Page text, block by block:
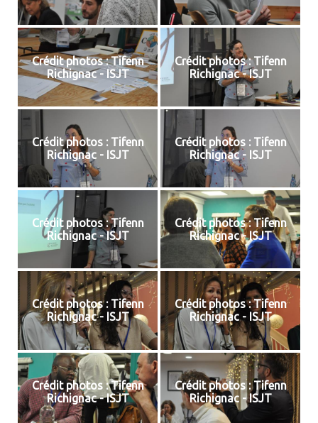
Crédit photos : Tifenn
Richignac - ISJT
Crédit photos : Tifenn
Richignac - ISJT
Crédit photos : Tifenn
Richignac - ISJT
Crédit photos : Tifenn
Richignac - ISJT
Crédit photos : Tifenn
Richignac - ISJT
Crédit photos : Tifenn
Richignac - ISJT
Crédit photos : Tifenn
Richignac - ISJT
Crédit photos : Tifenn
Richignac - ISJT
Crédit photos : Tifenn
Richignac - ISJT
Crédit photos : Tifenn
Richignac - ISJT